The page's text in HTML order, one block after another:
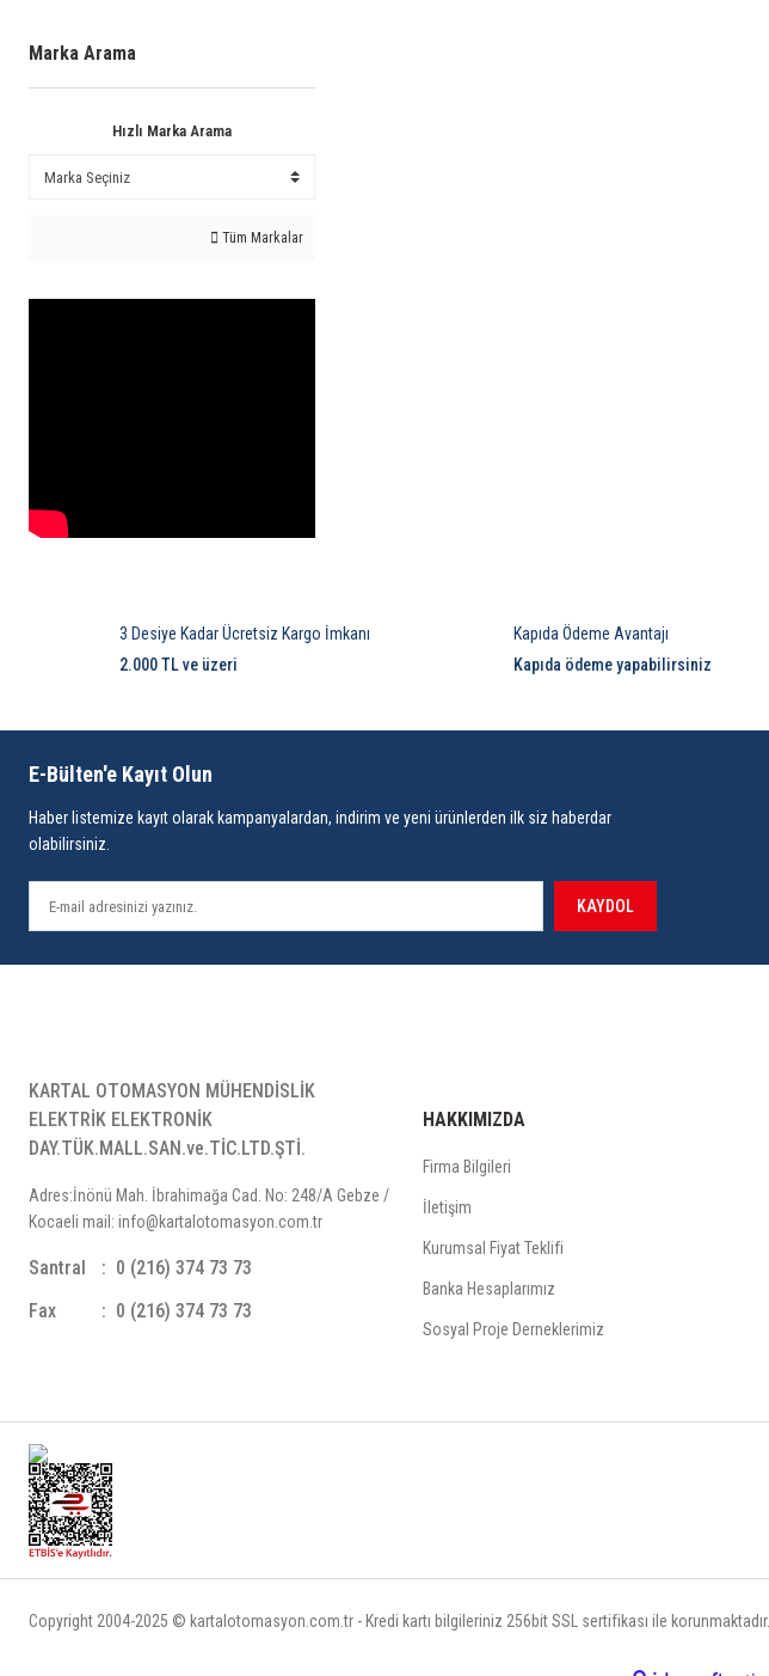
Marka Arama
Hızlı Marka Arama
Tüm Markalar
3 Desiye Kadar Ücretsiz Kargo İmkanı
2.000 TL ve üzeri
Kapıda Ödeme Avantajı
Kapıda ödeme yapabilirsiniz
E-Bülten'e Kayıt Olun
Haber listemize kayıt olarak kampanyalardan, indirim ve yeni ürünlerden ilk siz haberdar
olabilirsiniz.
KAYDOL
KARTAL OTOMASYON MÜHENDİSLİK
ELEKTRİK ELEKTRONİK
DAY.TÜK.MALL.SAN.ve.TİC.LTD.ŞTİ.
Adres:İnönü Mah. İbrahimağa Cad. No: 248/A Gebze /
Kocaeli mail: info@kartalotomasyon.com.tr
Santral
0 (216) 374 73 73
Fax
0 (216) 374 73 73
HAKKIMIZDA
Firma Bilgileri
İletişim
Kurumsal Fiyat Teklifi
Banka Hesaplarımız
Sosyal Proje Derneklerimiz
Copyright 2004-2025 © kartalotomasyon.com.tr - Kredi kartı bilgileriniz 256bit SSL sertifikası ile korunmaktadır.